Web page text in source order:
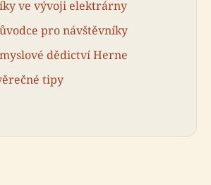
ve vývoji elektrárny
pro návštěvníky
dědictví Herne
tipy